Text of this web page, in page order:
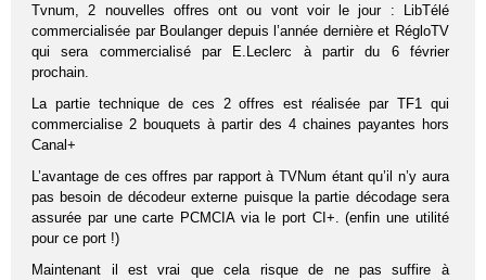
Tvnum, 2 nouvelles offres ont ou vont voir le jour : LibTélé
commercialisée par Boulanger depuis l’année dernière et RégloTV
qui sera commercialisé par E.Leclerc à partir du 6 février
prochain.
La partie technique de ces 2 offres est réalisée par TF1 qui
commercialise 2 bouquets à partir des 4 chaines payantes hors
Canal+
L’avantage de ces offres par rapport à TVNum étant qu’il n’y aura
pas besoin de décodeur externe puisque la partie décodage sera
assurée par une carte PCMCIA via le port CI+. (enfin une utilité
pour ce port !)
Maintenant il est vrai que cela risque de ne pas suffire à